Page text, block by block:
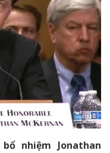
nhiệm Jonathan